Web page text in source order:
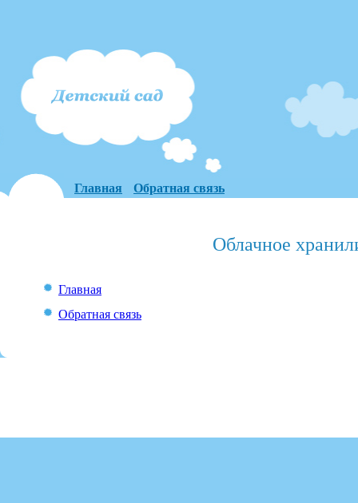
Главная Обратная связь
Облачное
Главная
Обратная связь